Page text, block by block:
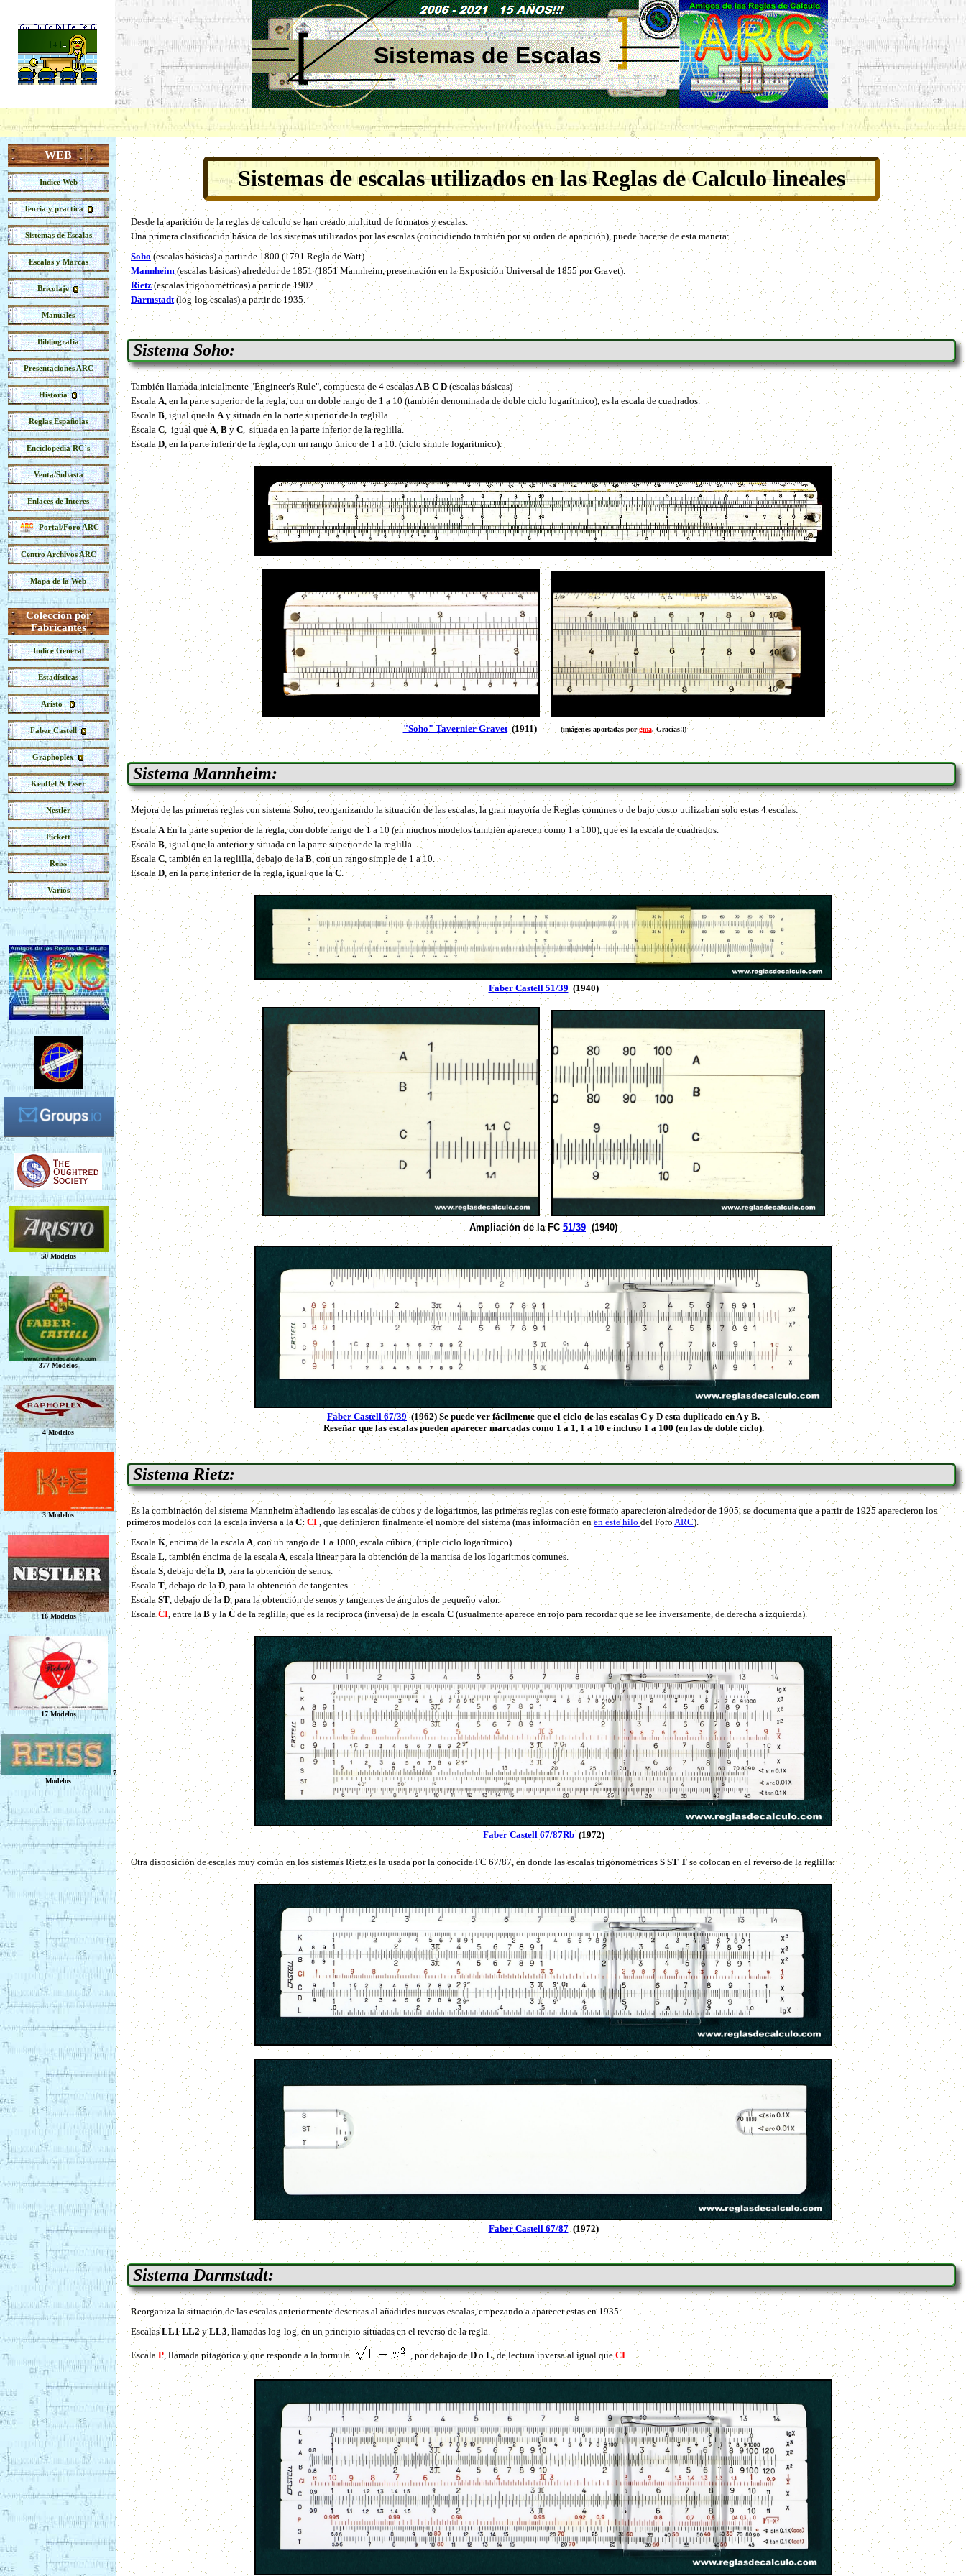
WEB
Indice Web
Teoria y practica
Sistemas de Escalas
Escalas y Marcas
Bricolaje
Manuales
Bibliografia
Presentaciones ARC
Historía
Reglas Españolas
Enciclopedia RC´s
Venta/Subasta
Enlaces de Interes
Portal/Foro ARC
Centro Archivos ARC
Mapa de la Web
Colección por
Fabricantes
Indice General
Estadísticas
Aristo
Faber Castell
Graphoplex
Keuffel & Esser
Nestler
Pickett
Reiss
Varios
Sistemas de Escalas
Sistemas de escalas utilizados en las Reglas de Calculo lineales
Desde la aparición de la reglas de calculo se han creado multitud de formatos y escalas.
Una primera clasificación básica de los sistemas utilizados por las escalas (coincidiendo también por su orden de aparición), puede hacerse de esta manera:
Soho (escalas básicas) a partir de 1800 (1791 Regla de Watt).
Mannheim(escalas básicas) alrededor de 1851 (1851 Mannheim, presentación en la Exposición Universal de 1855 por Gravet).
Rietz(escalas trigonométricas) a partir de 1902.
Darmstadt(log-log escalas) a partir de 1935.
Sistema Soho:
También llamada inicialmente "Engineer's Rule", compuesta de 4 escalasA B C D(escalas básicas)
Escala A, en la parte superior de la regla, con un doble rango de 1 a 10 (también denominada de doble ciclo logarítmico), es la escala de cuadrados.
Escala B, igual que la Ay situada en la parte superior de la reglilla.
EscalaC, igual que A, ByC, situada en la parte inferior de la reglilla.
Escala D, en la parte inferir de la regla, con un rango único de 1 a 10. (ciclo simple logarítmico).
"Soho" Tavernier Gravet(1911) (imágenes aportadas porgma. Gracias!!)
Sistema Mannheim:
Mejora de las primeras reglas con sistema Soho, reorganizando la situación de las escalas, la gran mayoría de Reglas comunes o de bajo costo utilizaban solo estas 4 escalas:
EscalaAEn la parte superior de la regla, con doble rango de 1 a 10 (en muchos modelos también aparecen como 1 a 100), que es la escala de cuadrados.
Escala B, igual que la anterior y situada en la parte superior de la reglilla.
EscalaC, también en la reglilla, debajo de laB, con un rango simple de 1 a 10.
Escala D, en la parte inferior de la regla, igual que laC.
Faber Castell 51/39 (1940)
Ampliación de la FC51/39 (1940)
Faber Castell 67/39(1962) Se puede ver fácilmente que el ciclo de las escalas C y D esta duplicado en A y B.
Reseñar que las escalas pueden aparecer marcadas como 1 a 1, 1 a 10 e incluso 1 a 100 (en las de doble ciclo).
Sistema Rietz:
Es la combinación del sistema Mannheim añadiendo las escalas de cubos y de logaritmos, las primeras reglas con este formato aparecieron alrededor de 1905, se documenta que a partir de 1925 aparecieron los
primeros modelos con la escala inversa a laC: CI , que definieron finalmente el nombre del sistema (mas información en en este hilodel Foro ARC).
EscalaK, encima de la escala A, con un rango de 1 a 1000, escala cúbica, (triple ciclo logarítmico).
Escala L, también encima de la escalaA, escala linear para la obtención de la mantisa de los logaritmos comunes.
Escala S, debajo de la D, para la obtención de senos.
Escala T, debajo de la D, para la obtención de tangentes.
Escala ST, debajo de laD, para la obtención de senos y tangentes de ángulos de pequeño valor.
EscalaCI, entre la B y laC de la reglilla, que es la reciproca (inversa) de la escala C (usualmente aparece en rojo para recordar que se lee inversamente, de derecha a izquierda).
Faber Castell 67/87Rb(1972)
Otra disposición de escalas muy común en los sistemas Rietz es la usada por la conocida FC 67/87, en donde las escalas trigonométricas S ST Tse colocan en el reverso de la reglilla:
Faber Castell 67/87(1972)
Sistema Darmstadt:
Reorganiza la situación de las escalas anteriormente descritas al añadirles nuevas escalas, empezando a aparecer estas en 1935:
EscalasLL1 LL2 yLL3, llamadas log-log, en un principio situadas en el reverso de la regla.
Escala P, llamada pitagórica y que responde a la formula , por debajo de D o L, de lectura inversa al igual que CI.